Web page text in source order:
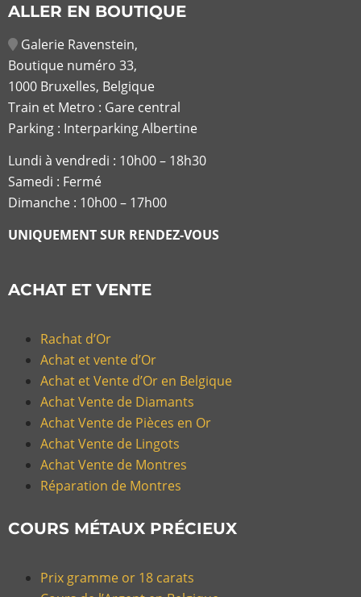
ALLER EN BOUTIQUE
Galerie Ravenstein,
Boutique numéro 33,
1000 Bruxelles, Belgique
Train et Metro : Gare central
Parking : Interparking Albertine
Lundi à vendredi : 10h00 – 18h30
Samedi : Fermé
Dimanche : 10h00 – 17h00
UNIQUEMENT SUR RENDEZ-VOUS
ACHAT ET VENTE
Rachat d’Or
Achat et vente d’Or
Achat et Vente d’Or en Belgique
Achat Vente de Diamants
Achat Vente de Pièces en Or
Achat Vente de Lingots
Achat Vente de Montres
Réparation de Montres
COURS MÉTAUX PRÉCIEUX
Prix gramme or 18 carats